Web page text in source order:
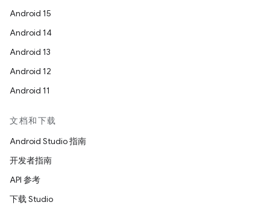
Android 15
Android 14
Android 13
Android 12
Android 11
文档和下载
Android Studio 指南
开发者指南
API 参考
下载 Studio